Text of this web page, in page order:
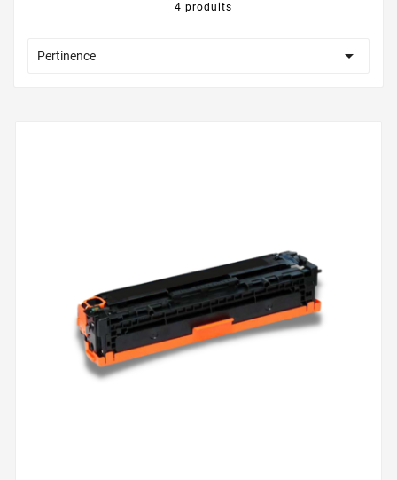
4 produits
Pertinence 